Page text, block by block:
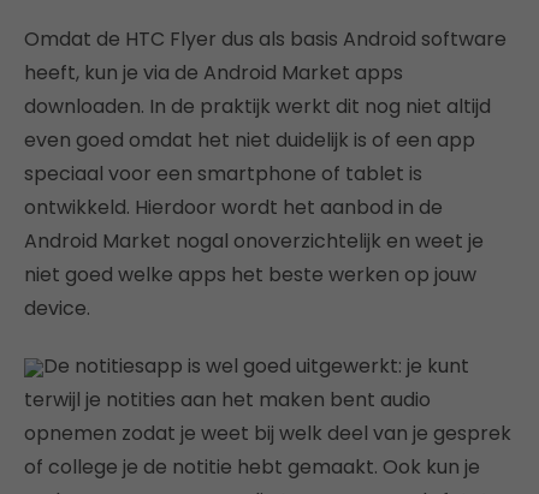
Omdat de HTC Flyer dus als basis Android software
heeft, kun je via de Android Market apps
downloaden. In de praktijk werkt dit nog niet altijd
even goed omdat het niet duidelijk is of een app
speciaal voor een smartphone of tablet is
ontwikkeld. Hierdoor wordt het aanbod in de
Android Market nogal onoverzichtelijk en weet je
niet goed welke apps het beste werken op jouw
device.
De notitiesapp is wel goed uitgewerkt: je kunt
terwijl je notities aan het maken bent audio
opnemen zodat je weet bij welk deel van je gesprek
of college je de notitie hebt gemaakt. Ook kun je